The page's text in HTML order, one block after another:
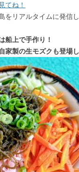
てね！
をリアルタイムに発信
船上で手作り！
家製の生モズクも登場